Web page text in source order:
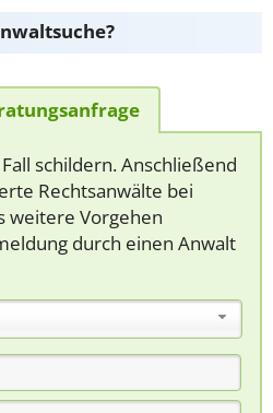
schildern. Anschließend
Rechtsanwälte bei
weitere Vorgehen
durch einen Anwalt